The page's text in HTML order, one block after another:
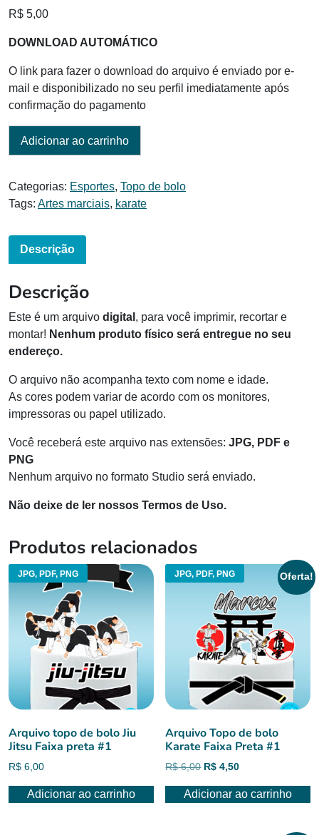
R$ 5,00
DOWNLOAD AUTOMÁTICO
O link para fazer o download do arquivo é enviado por e-
mail e disponibilizado no seu perfil imediatamente após
confirmação do pagamento
Adicionar ao carrinho
Categorias: Esportes, Topo de bolo
Tags: Artes marciais, karate
Descrição
Descrição
Este é um arquivo digital , para você imprimir, recortar e
montar! Nenhum produto físico será entregue no seu
endereço.
O arquivo não acompanha texto com nome e idade.
As cores podem variar de acordo com os monitores,
impressoras ou papel utilizado.
Você receberá este arquivo nas extensões: JPG, PDF e
PNG
Nenhum arquivo no formato Studio será enviado.
Não deixe de ler nossos Termos de Uso.
Produtos relacionados
JPG, PDF, PNG
Arquivo topo de bolo Jiu
Jitsu Faixa preta #1
R$ 6,00
Adicionar ao carrinho
JPG, PDF, PNG Oferta!
Arquivo Topo de bolo
Karate Faixa Preta #1
R$6,00 O
original
R$ 4,50O
atual
Adicionar ao carrinho